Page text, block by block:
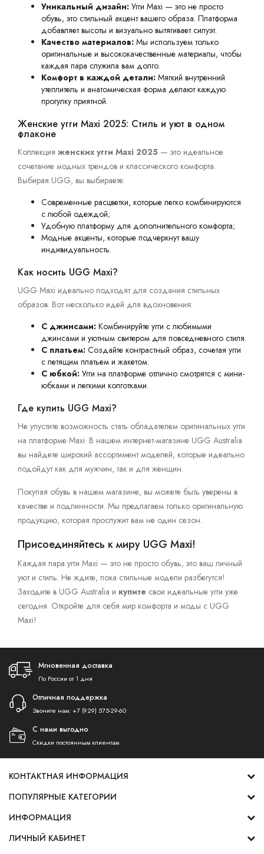
Уникальный дизайн: Угги Maxi — это не просто
обувь, это стильный акцент вашего образа. Платформа
добавляет высоты и визуально вытягивает силуэт.
Качество материалов: Мы используем только
оригинальные и высококачественные материалы, чтобы
каждая пара служила вам долго.
Комфорт в каждой детали: Мягкий внутренний
утеплитель и анатомическая форма делают каждую
прогулку приятной.
Женские угги Maxi 2025: Стиль и уют в одном
флаконе
Коллекция женских угги Maxi 2025 — это идеальное
сочетание модных трендов и классического комфорта.
Выбирая UGG, вы выбираете:
Современные расцветки, которые легко комбинируются
с любой одеждой;
Удобную платформу для дополнительного комфорта;
Модные акценты, которые подчеркнут вашу
индивидуальность.
Как носить UGG Maxi?
UGG Maxi идеально подходят для создания стильных
образов. Вот несколько идей для вдохновения:
С джинсами: Комбинируйте угги с любимыми
джинсами и уютным свитером для повседневного стиля.
С платьем: Создайте контрастный образ, сочетая угги
с летящим платьем и жакетом.
С юбкой: Угги на платформе отлично смотрятся с мини-
юбками и легкими колготками.
Где купить UGG Maxi?
Не упустите возможность стать обладателем оригинальных угги
на платформе Maxi. В нашем интернет-магазине UGG Australia
вы найдете широкий ассортимент моделей, которые идеально
подойдут как для мужчин, так и для женщин.
Покупая обувь в нашем магазине, вы можете быть уверены в
качестве и подлинности. Мы предлагаем только оригинальную
продукцию, которая прослужит вам не один сезон.
Присоединяйтесь к миру UGG Maxi!
Каждая пара угги Maxi — это не просто обувь, это ваш личный
уют и стиль. Не ждите, пока стильные модели разбегутся!
Заходите в UGG Australia и купите свои идеальные угги уже
сегодня. Откройте для себя мир комфорта и моды с UGG
Maxi!
Мгновенная доставка
По России от 1 дня
Отличная поддержка
Звоните нам: +7 (929) 575-29-60
С нами выгодно
Скидки постоянным клиентам
КОНТАКТНАЯ ИНФОРМАЦИЯ
ПОПУЛЯРНЫЕ КАТЕГОРИИ
ИНФОРМАЦИЯ
ЛИЧНЫЙ КАБИНЕТ